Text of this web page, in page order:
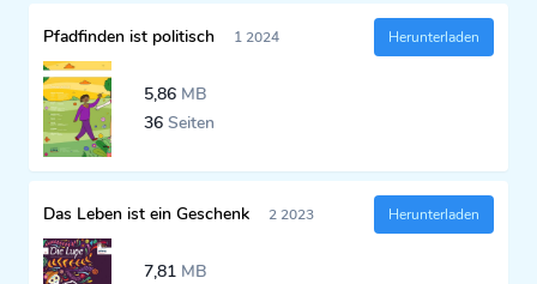
Pfadfinden ist politisch 1 2024
5,86 MB
36 Seiten
Herunterladen
Das Leben ist ein Geschenk 2 2023
7,81 MB
Herunterladen